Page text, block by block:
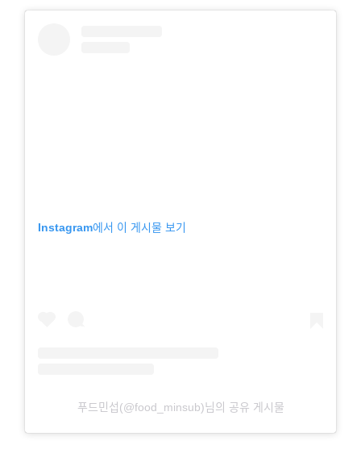
Instagram에서 이 게시물 보기
푸드민섭(@food_minsub)님의 공유 게시물